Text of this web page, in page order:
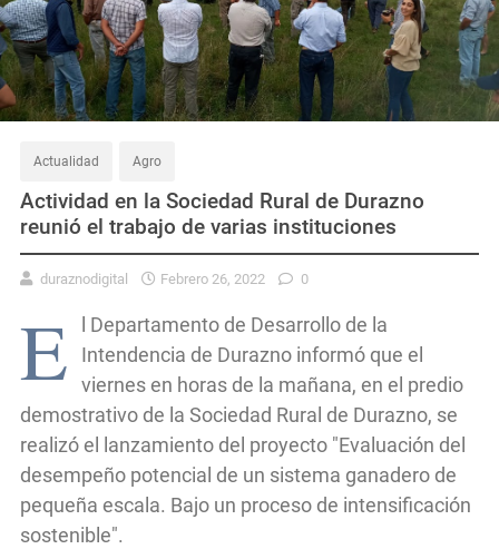
Actualidad Agro
Actividad en la Sociedad Rural de Durazno
reunió el trabajo de varias instituciones
duraznodigital Febrero 26, 2022 0
E
l Departamento de Desarrollo de la
Intendencia de Durazno informó que el
viernes en horas de la mañana, en el predio
demostrativo de la Sociedad Rural de Durazno, se
realizó el lanzamiento del proyecto "Evaluación del
desempeño potencial de un sistema ganadero de
pequeña escala. Bajo un proceso de intensificación
sostenible".